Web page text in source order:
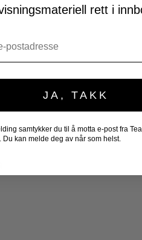
rett i
JA, TAKK
samtykker du til å motta e-post fra
Du kan melde deg av når som helst.